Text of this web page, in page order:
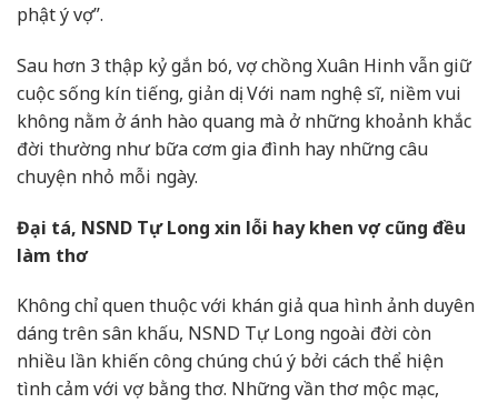
phật ý vợ”.
Sau hơn 3 thập kỷ gắn bó, vợ chồng Xuân Hinh vẫn giữ
cuộc sống kín tiếng, giản dị. Với nam nghệ sĩ, niềm vui
không nằm ở ánh hào quang mà ở những khoảnh khắc
đời thường như bữa cơm gia đình hay những câu
chuyện nhỏ mỗi ngày.
Đại tá, NSND Tự Long xin lỗi hay khen vợ cũng đều
làm thơ
Không chỉ quen thuộc với khán giả qua hình ảnh duyên
dáng trên sân khấu, NSND Tự Long ngoài đời còn
nhiều lần khiến công chúng chú ý bởi cách thể hiện
tình cảm với vợ bằng thơ. Những vần thơ mộc mạc,